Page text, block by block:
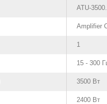
ATU-
Amplifier
1
15 - 300
3500 Вт
2400 Вт